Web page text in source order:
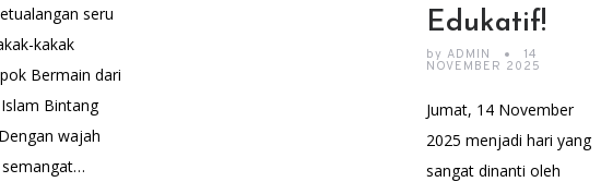
seru
kakak
Bermain dari
Bintang
wajah
Edukatif!
by ADMIN 14
NOVEMBER 2025
Jumat, 14 November
2025 menjadi hari yang
sangat dinanti oleh